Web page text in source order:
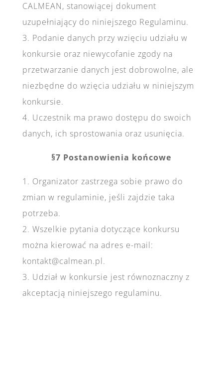
CALMEAN, stanowiącej dokument
uzupełniający do niniejszego Regulaminu.
3. Podanie danych przy wzięciu udziału w
konkursie oraz niewycofanie zgody na
przetwarzanie danych jest dobrowolne, ale
niezbędne do wzięcia udziału w niniejszym
konkursie.
4. Uczestnik ma prawo dostępu do swoich
danych, ich sprostowania oraz usunięcia.
§7 Postanowienia końcowe
1. Organizator zastrzega sobie prawo do
zmian w regulaminie, jeśli zajdzie taka
potrzeba.
2. Wszelkie pytania dotyczące konkursu
można kierować na adres e-mail:
kontakt@calmean.pl.
3. Udział w konkursie jest równoznaczny z
akceptacją niniejszego regulaminu.